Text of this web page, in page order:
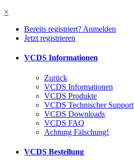
×
Bereits registriert? Anmelden
Jetzt registrieren
VCDS Informationen
Zurück
VCDS Informationen
VCDS Produkte
VCDS Technischer Support
VCDS Downloads
VCDS FAQ
Achtung Fälschung!
VCDS Bestellung